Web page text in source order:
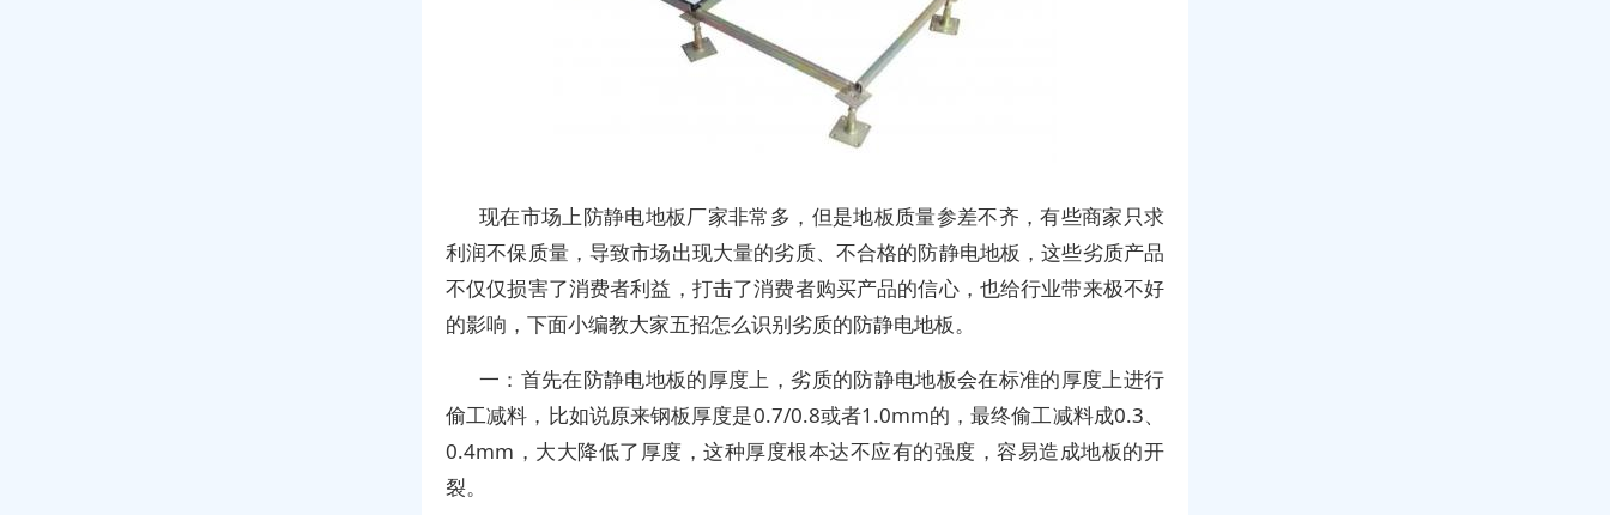
现在市场上防静电地板厂家非常多，但是地板质量参差不齐，有些商家只求
利润不保质量，导致市场出现大量的劣质、不合格的防静电地板，这些劣质产品
不仅仅损害了消费者利益，打击了消费者购买产品的信心，也给行业带来极不好
的影响，下面小编教大家五招怎么识别劣质的防静电地板。
一：首先在防静电地板的厚度上，劣质的防静电地板会在标准的厚度上进行
偷工减料，比如说原来钢板厚度是0.7/0.8或者1.0mm的，最终偷工减料成0.3、
0.4mm，大大降低了厚度，这种厚度根本达不应有的强度，容易造成地板的开
裂。